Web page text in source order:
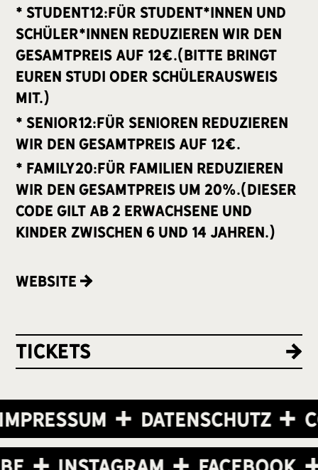
* Student12:Für Student*Innen und
Schüler*Innen reduzieren wir den
Gesamtpreis auf 12€.(Bitte bringt
euren Studi oder Schülerausweis
mit.)
* Senior12:Für Senioren reduzieren
wir den Gesamtpreis auf 12€.
* Family20:Für Familien reduzieren
wir den Gesamtpreis um 20%.(Dieser
Code gilt ab 2 Erwachsene und
Kinder zwischen 6 und 14 Jahren.)
Website
Tickets
Datenschutz